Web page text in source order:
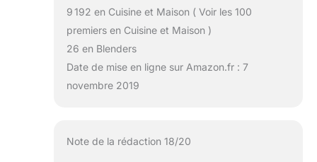
9 192 en Cuisine et Maison ( Voir les 100
premiers en Cuisine et Maison )
26 en Blenders
Date de mise en ligne sur Amazon.fr : 7
novembre 2019
Note de la rédaction 18/20